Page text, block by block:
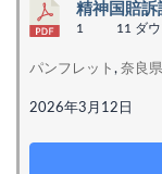
精神国賠
1 11 ダ
パンフレット,奈良
2026年3月12日